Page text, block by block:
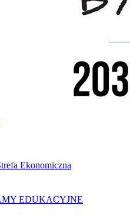
Ekonomiczna
EDUKACYJNE